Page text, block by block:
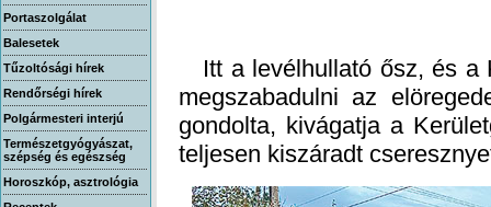
Portaszolgálat
Balesetek
Tűzoltósági hírek
Rendőrségi hírek
Polgármesteri interjú
Természetgyógyászat,
szépség és egészség
Horoszkóp, asztrológia
Itt a levélhullató ősz, és a
megszabadulni az
gondolta, kivágatja a
teljesen kiszáradt